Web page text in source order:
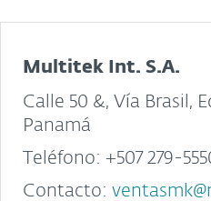
Multitek Int. S.A.
Calle 50 &, Vía Brasil,
Panamá
Teléfono: +507 279-
Contacto: